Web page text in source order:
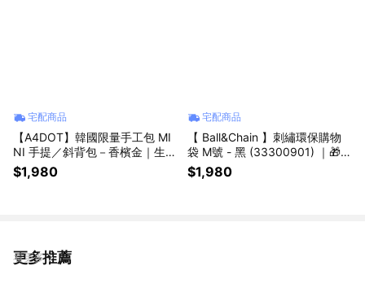
宅配商品
【A4DOT】韓國限量手工包 MI
NI 手提／斜背包－香檳金｜生日
禮物・送禮推薦
$1,980
宅配商品
【 Ball&Chain 】刺繡環保購物
袋 M號 - 黑 (33300901) ｜🎁生
日送禮推薦
$1,980
更多推薦
看更多